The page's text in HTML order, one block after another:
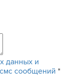
данных и
сообщений *